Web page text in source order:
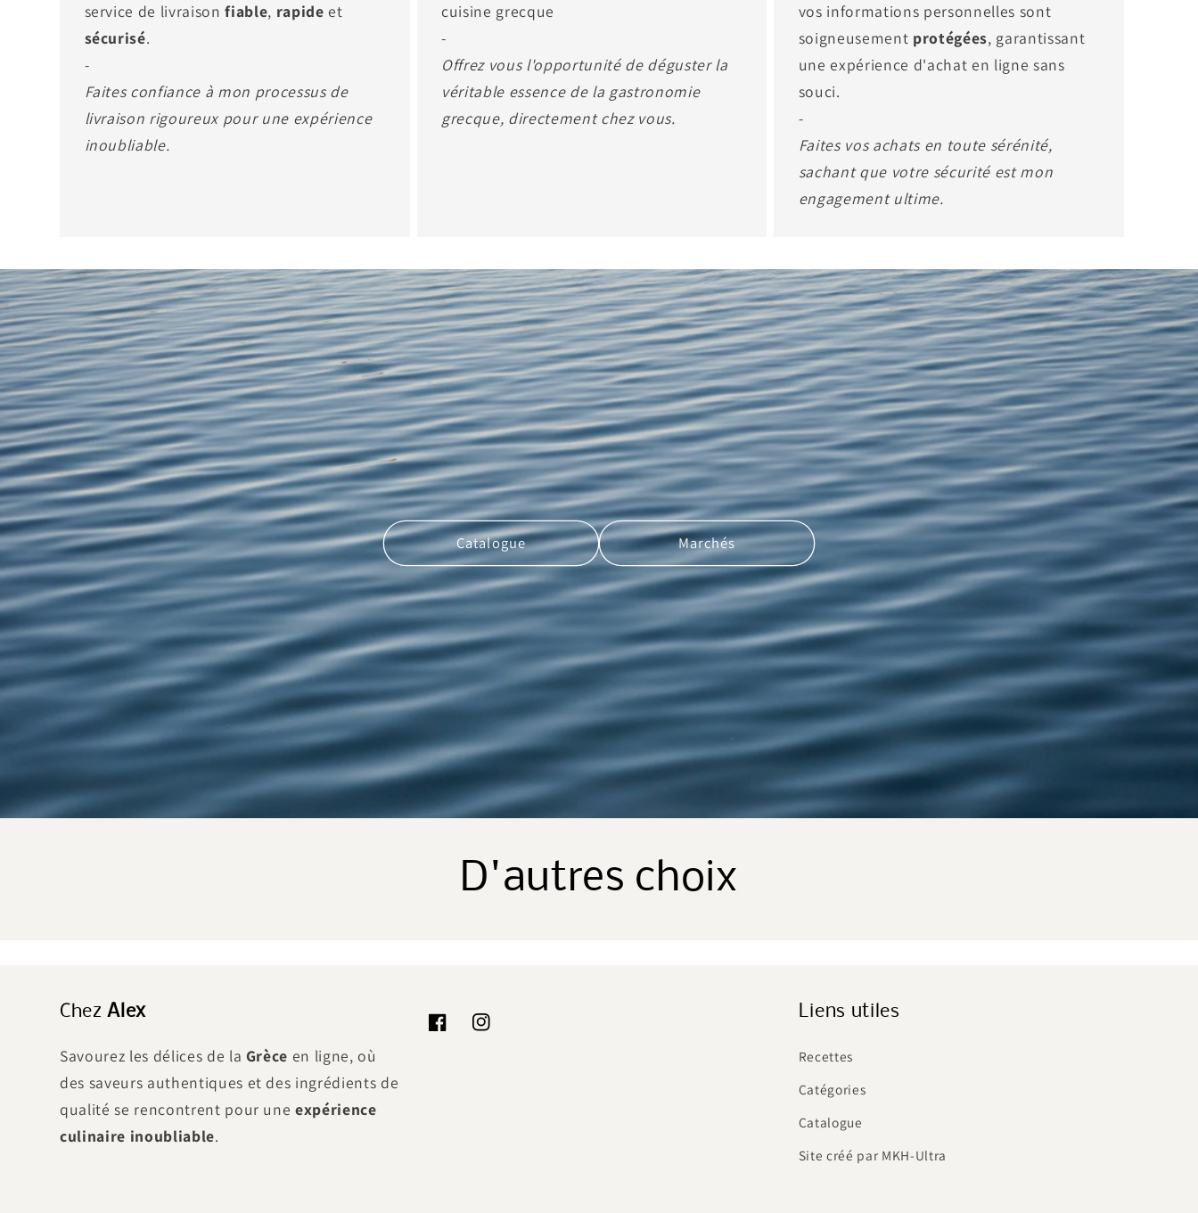
service de livraisonfiable, rapide et
sécurisé.
-
Faites confiance à mon processus de
livraison rigoureux pour une expérience
inoubliable.
cuisine grecque
-
Offrez vous l'opportunité de déguster la
véritable essence de la gastronomie
grecque, directement chez vous.
vos informations personnelles sont
soigneusement protégées, garantissant
une expérience d'achat en ligne sans
souci.
-
Faites vos achats en toute sérénité,
sachant que votre sécurité est mon
engagement ultime.
Catalogue Marchés
D'autres choix
Chez Alex
Savourez les délices de la Grèce en ligne, où
des saveurs authentiques et des ingrédients de
qualité se rencontrent pour uneexpérience
culinaire inoubliable.
FacebookInstagram
Liens utiles
Recettes
Catégories
Catalogue
Site créé par MKH-Ultra